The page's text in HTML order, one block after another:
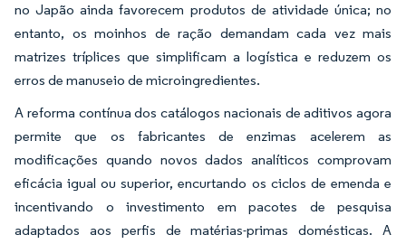
no Japão ainda favorecem produtos de atividade única; no
entanto, os moinhos de ração demandam cada vez mais
matrizes tríplices que simplificam a logística e reduzem os
erros de manuseio de microingredientes.
A reforma contínua dos catálogos nacionais de aditivos agora
permite que os fabricantes de enzimas acelerem as
modificações quando novos dados analíticos comprovam
eficácia igual ou superior, encurtando os ciclos de emenda e
incentivando o investimento em pacotes de pesquisa
adaptados aos perfis de matérias-primas domésticas. A